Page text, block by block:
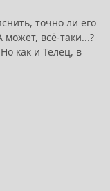
точно ли его
всё-таки...?
как и Телец, в